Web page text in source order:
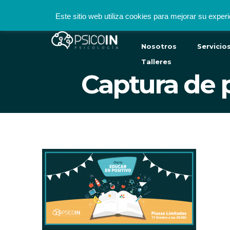
hola@psicoinpsicologia.es 924 31 31 02 / 622 002 972
Nosotros Servicios
Talleres
Captura de
Este sitio web utiliza cookies para mejorar su